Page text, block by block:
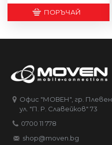
ПОРЪЧАЙ
Офис "МОВЕН", гр. Плевен
ул. "П. Р. Славейков" 73
0700 11 778
shop@moven.bg